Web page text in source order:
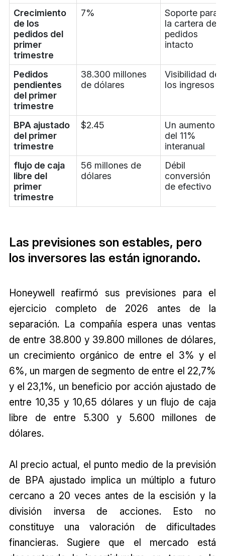
Crecimiento
de los
pedidos del
primer
trimestre
7%
Soporte para
la cartera de
pedidos
intacto
Pedidos
pendientes
del primer
trimestre
38.300 millones
de dólares
Visibilidad de
los ingresos
BPA ajustado
del primer
trimestre
$2.45
Un aumento
del 11%
interanual
flujo de caja
libre del
primer
trimestre
56 millones de
dólares
Débil
conversión
de efectivo
Las previsiones son estables, pero
los inversores las están ignorando.
Honeywell reafirmó sus previsiones para el
ejercicio completo de 2026 antes de la
separación. La compañía espera unas ventas
de entre 38.800 y 39.800 millones de dólares,
un crecimiento orgánico de entre el 3% y el
6%, un margen de segmento de entre el 22,7%
y el 23,1%, un beneficio por acción ajustado de
entre 10,35 y 10,65 dólares y un flujo de caja
libre de entre 5.300 y 5.600 millones de
dólares.
Al precio actual, el punto medio de la previsión
de BPA ajustado implica un múltiplo a futuro
cercano a 20 veces antes de la escisión y la
división inversa de acciones. Esto no
constituye una valoración de dificultades
financieras. Sugiere que el mercado está